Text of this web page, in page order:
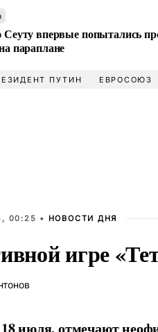
впервые попытались
параплане
ПУТИН ЕВРОСОЮЗ
00:25 • НОВОСТИ ДНЯ
игре